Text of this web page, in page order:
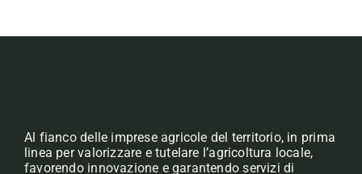
Contatti
Al fianco delle imprese agricole del territorio, in prima
linea per valorizzare e tutelare l’agricoltura locale,
favorendo innovazione e garantendo servizi di